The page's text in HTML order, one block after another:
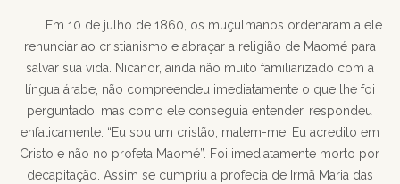
Em 10 de julho de 1860, os muçulmanos ordenaram a ele
renunciar ao cristianismo e abraçar a religião de Maomé para
salvar sua vida. Nicanor, ainda não muito familiarizado com a
língua árabe, não compreendeu imediatamente o que lhe foi
perguntado, mas como ele conseguia entender, respondeu
enfaticamente: “Eu sou um cristão, matem-me. Eu acredito em
Cristo e não no profeta Maomé”. Foi imediatamente morto por
decapitação. Assim se cumpriu a profecia de Irmã Maria das